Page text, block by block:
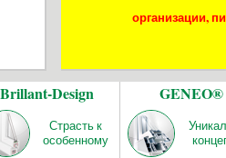
организации,
Brillant-Design
Страсть к
особенному
GENEO®